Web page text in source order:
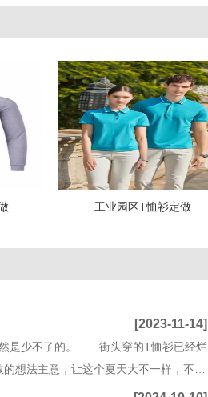
工业园区T恤衫定做
[2023-11-14]
然是少不了的。 街头穿的T恤衫已经烂
想法主意，让这个夏天大不一样，不能
造型，撩妹又撩汉。POLO领短袖也